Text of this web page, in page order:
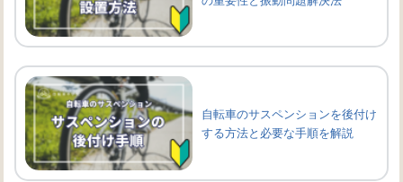
自転車のサスペンションを後付け
する方法と必要な手順を解説